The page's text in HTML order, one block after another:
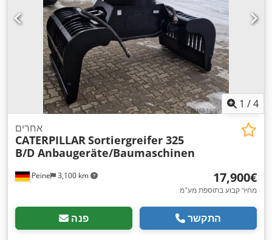
1 /4
Peine 3,100 km
אחרים
CATERPILLARSortiergreifer 325
B/D Anbaugeräte/Baumaschinen
‏17,900 ‏€
מחיר קבוע בתוספת מע"מ
פנה התקשר